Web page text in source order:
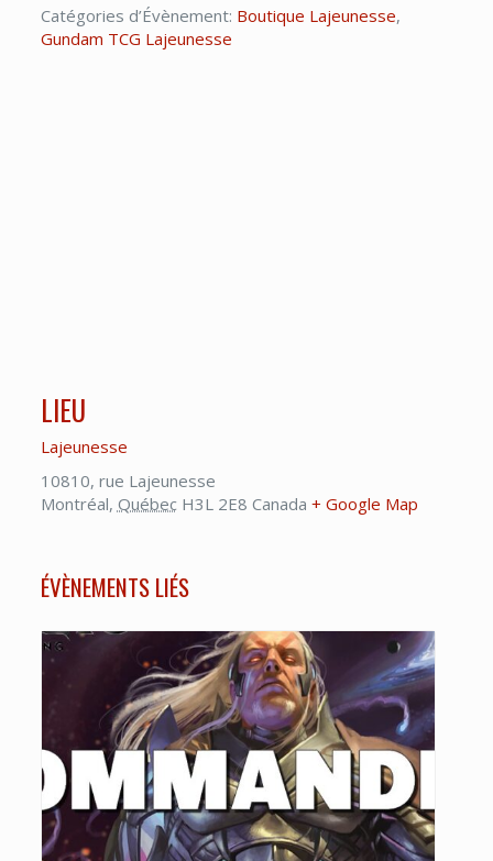
Catégories d’Évènement: Boutique Lajeunesse,
Gundam TCG Lajeunesse
LIEU
Lajeunesse
10810, rue Lajeunesse
Montréal, Québec H3L 2E8 Canada + Google Map
ÉVÈNEMENTS LIÉS